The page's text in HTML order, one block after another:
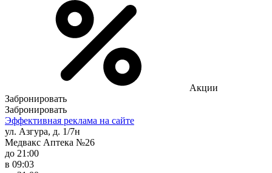
Акции
Забронировать
Забронировать
Эффективная реклама на сайте
ул. Азгура, д. 1/7н
Медвакс Аптека №26
до 21:00
в 09:03